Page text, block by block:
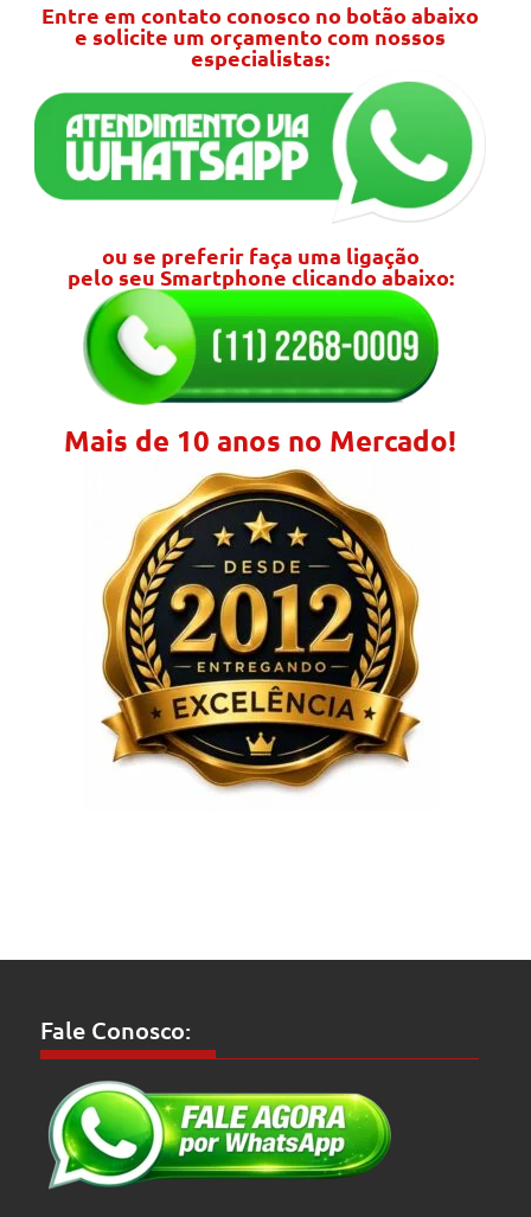
Entre em contato conosco no botão abaixo
e solicite um orçamento com nossos
especialistas:
ou se preferir faça uma ligação
pelo seu Smartphone clicando abaixo:
Mais de 10 anos no Mercado!
Fale Conosco: